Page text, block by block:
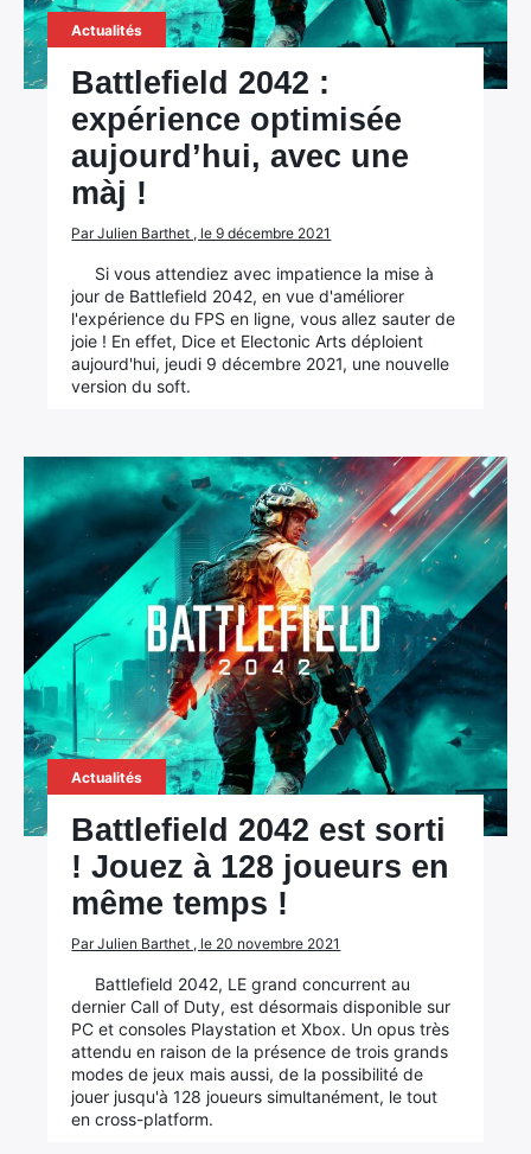
Actualités
Battlefield 2042 :
expérience optimisée
aujourd’hui, avec une
màj !
Par Julien Barthet , le 9 décembre 2021
Si vous attendiez avec impatience la mise à
jour de Battlefield 2042, en vue d'améliorer
l'expérience du FPS en ligne, vous allez sauter de
joie ! En effet, Dice et Electonic Arts déploient
aujourd'hui, jeudi 9 décembre 2021, une nouvelle
version du soft.
Actualités
Battlefield 2042 est sorti
! Jouez à 128 joueurs en
même temps !
Par Julien Barthet , le 20 novembre 2021
Battlefield 2042, LE grand concurrent au
dernier Call of Duty, est désormais disponible sur
PC et consoles Playstation et Xbox. Un opus très
attendu en raison de la présence de trois grands
modes de jeux mais aussi, de la possibilité de
jouer jusqu'à 128 joueurs simultanément, le tout
en cross-platform.